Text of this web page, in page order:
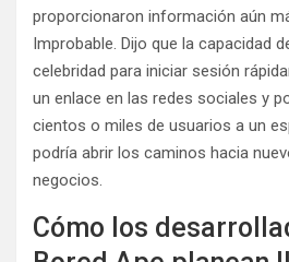
proporcionaron información aún
Improbable. Dijo que la capacidad
celebridad para iniciar sesión
un enlace en las redes sociales y
cientos o miles de usuarios a un
podría abrir los caminos hacia
negocios.
Cómo los